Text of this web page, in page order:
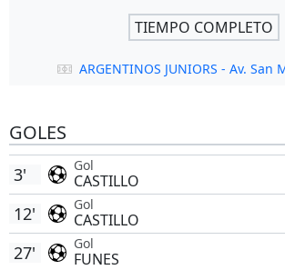
TIEMPO COMPLETO
ARGENTINOS JUNIORS - Av. San
GOLES
Gol
CASTILLO
3'
Gol
CASTILLO
12'
Gol
FUNES
27'